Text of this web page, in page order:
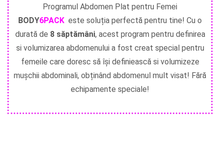
Programul Abdomen Plat pentru Femei
BODY6PACK este soluția perfectă pentru tine! Cu o
durată de 8 săptămâni, acest program pentru definirea
si volumizarea abdomenului a fost creat special pentru
femeile care doresc să își definiească si volumizeze
mușchii abdominali, obținând abdomenul mult visat! Fără
echipamente speciale!